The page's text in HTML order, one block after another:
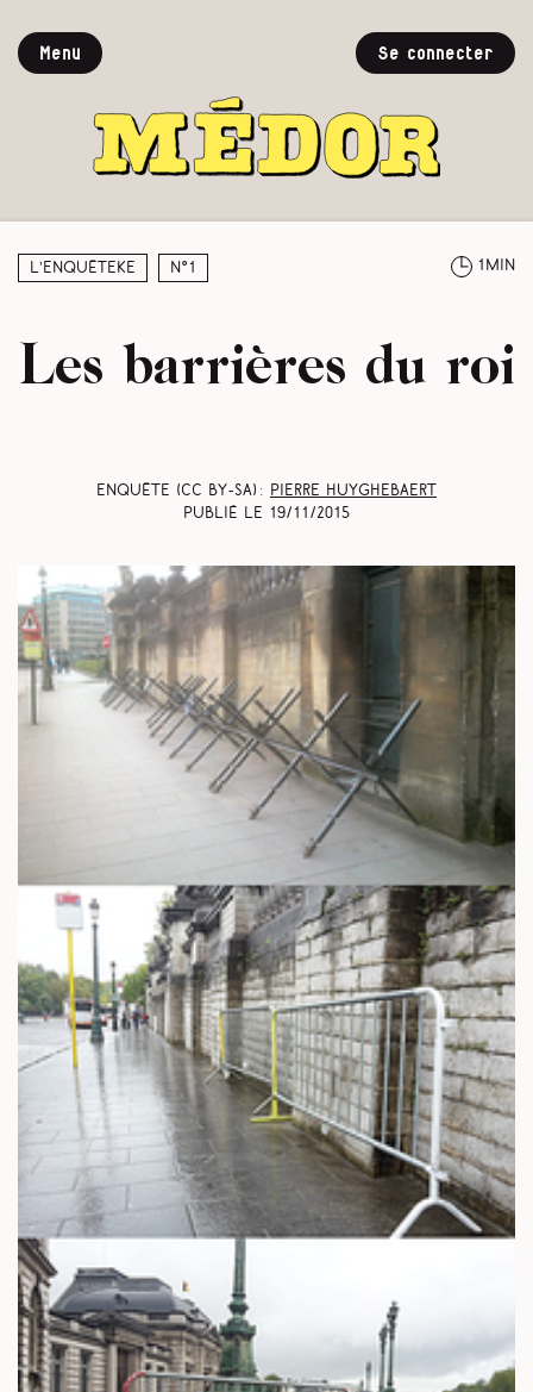
Menu Se connecter
L’enquêteke N°1 1min
Les barrières du roi
Enquête (CC BY-SA) : Pierre Huyghebaert
Publié le 19/11/2015